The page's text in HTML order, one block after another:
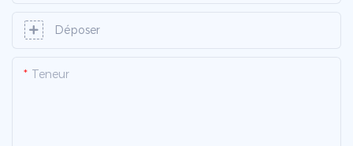
Déposer
Teneur